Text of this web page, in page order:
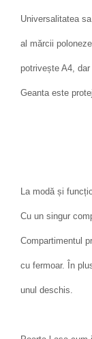
Universalitatea
al mărcii
potrivește A4,
Geanta este
La modă și
Cu un singur
Compartimentul
cu fermoar. În
unul deschis.